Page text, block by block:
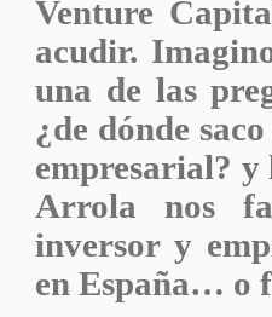
Venture
acudir.
una de las
¿de dónde
empresarial? y
Arrola nos
inversor y
en España… o